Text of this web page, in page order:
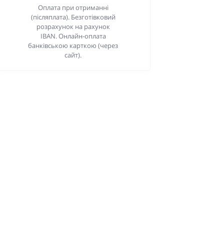
Оплата при отриманні
(післяплата). Безготівковий
розрахунок на рахунок
IBAN. Онлайн-оплата
банківською карткою (через
сайт).